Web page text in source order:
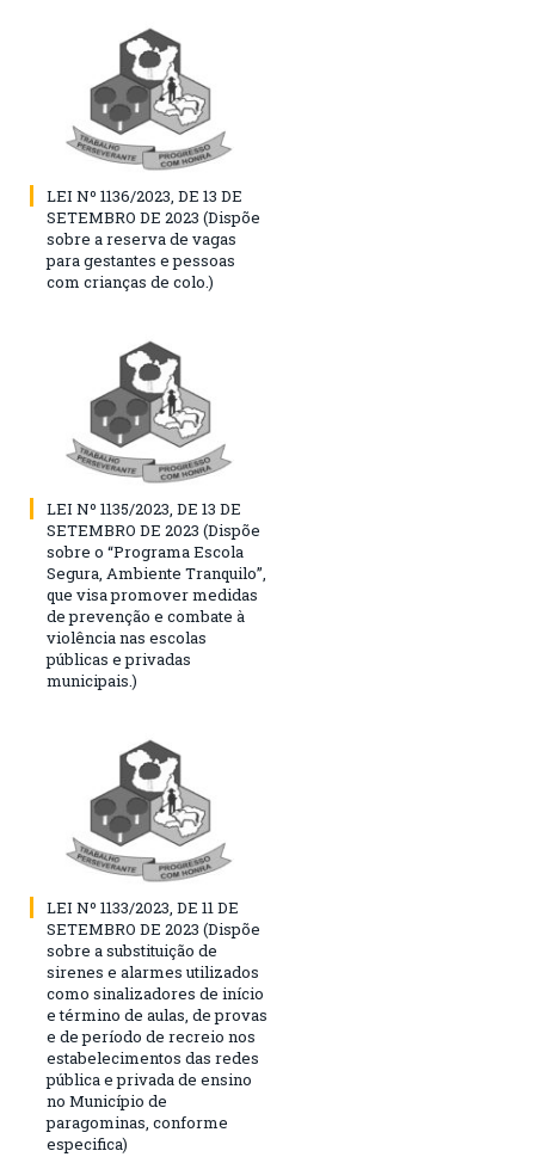
LEI Nº 1136/2023, DE 13 DE
SETEMBRO DE 2023 (Dispõe
sobre a reserva de vagas
para gestantes e pessoas
com crianças de colo.)
LEI Nº 1135/2023, DE 13 DE
SETEMBRO DE 2023 (Dispõe
sobre o “Programa Escola
Segura, Ambiente Tranquilo”,
que visa promover medidas
de prevenção e combate à
violência nas escolas
públicas e privadas
municipais.)
LEI Nº 1133/2023, DE 11 DE
SETEMBRO DE 2023 (Dispõe
sobre a substituição de
sirenes e alarmes utilizados
como sinalizadores de início
e término de aulas, de provas
e de período de recreio nos
estabelecimentos das redes
pública e privada de ensino
no Município de
paragominas, conforme
especifica)